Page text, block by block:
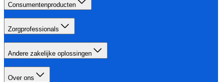
Consumentenproducten
Zorgprofessionals
Andere zakelijke oplossingen
Over ons